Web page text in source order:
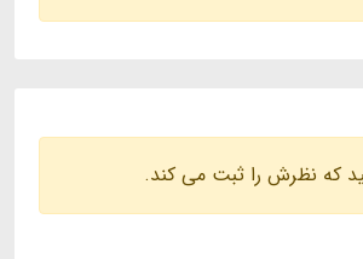
که نظرش را ثبت می کند.